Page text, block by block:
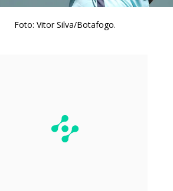
Foto: Vitor Silva/Botafogo.